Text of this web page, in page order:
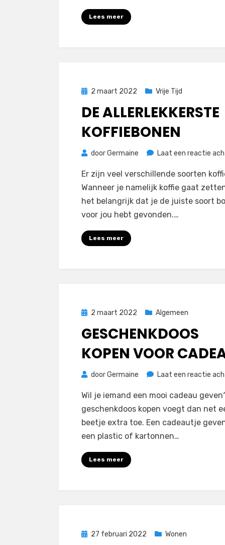
Lees meer
Geplaatst
2 maart 2022 Vrije Tijd
DE ALLERLEKKERSTE
KOFFIEBONEN
doorGermaine Laat een reactie
Er zijn veel verschillende soorten
Wanneer je namelijk koffie gaat
het belangrijk dat je de juiste soort
voor jou hebt gevonden.…
Lees meer
Geplaatst
2 maart 2022 Algemeen
GESCHENKDOOS
KOPEN VOOR
doorGermaine Laat een reactie
Wil je iemand een mooi cadeau
geschenkdoos kopen voegt dan net
beetje extra toe. Een cadeautje
een plastic of kartonnen…
Lees meer
Geplaatst
27 februari 2022 Wonen